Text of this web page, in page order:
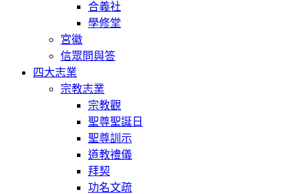
合義社
學修堂
宮徽
信眾問與答
四大志業
宗教志業
宗教觀
聖尊聖誕日
聖尊訓示
道教禮儀
拜契
功名文疏